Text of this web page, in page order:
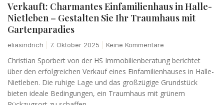
Verkauft: Charmantes Einfamilienhaus in Halle-
Nietleben – Gestalten Sie Ihr Traumhaus mit
Gartenparadies
eliasindrich 7. Oktober 2025 Keine Kommentare
Christian Sporbert von der HS Immobilienberatung berichtet
über den erfolgreichen Verkauf eines Einfamilienhauses in Halle-
Nietleben. Die ruhige Lage und das großzügige Grundstück
bieten ideale Bedingungen, ein Traumhaus mit grünem